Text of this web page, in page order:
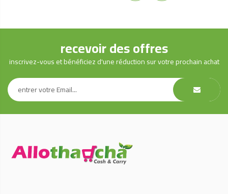
recevoir des offres
inscrivez-vous et bénéficiez d'une réduction sur votre prochain achat